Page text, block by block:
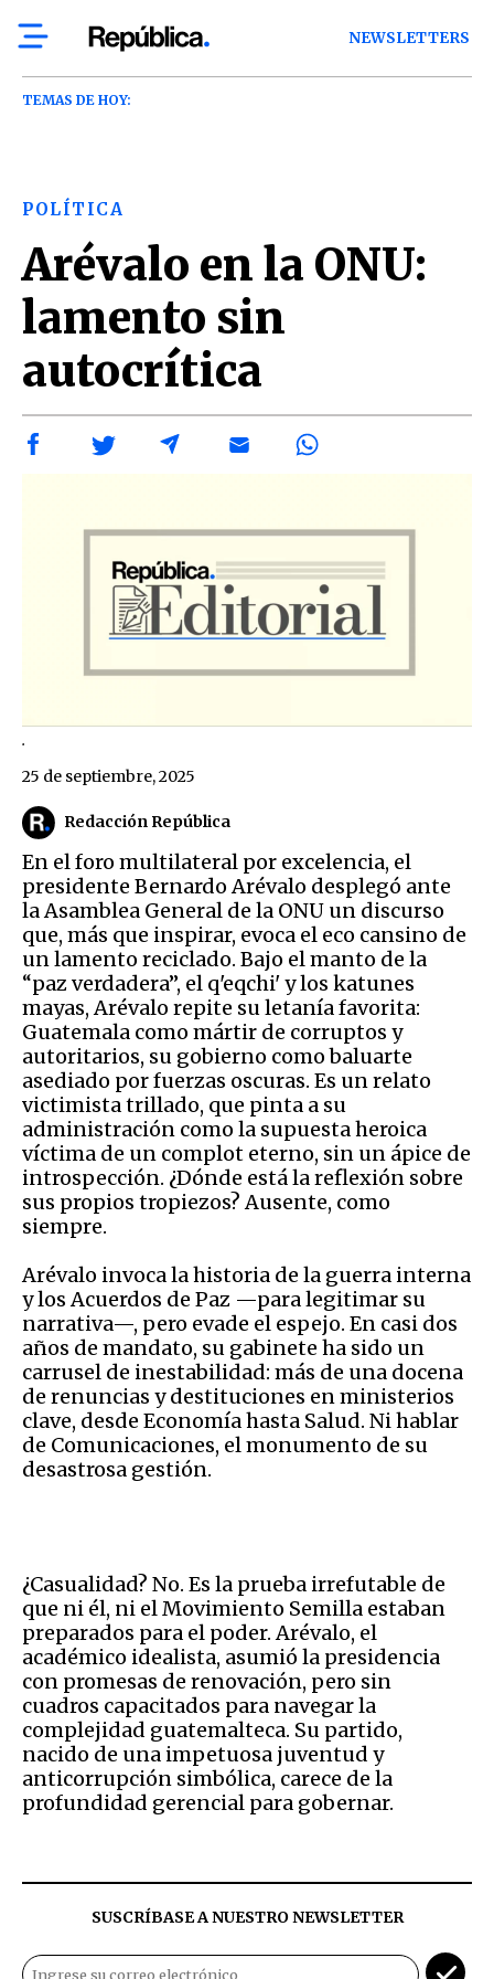
NEWSLETTERS
TEMAS DE HOY:
POLÍTICA
Arévalo en la ONU:
lamento sin
autocrítica
.
Redacción República
25 de septiembre, 2025
En el foro multilateral por excelencia, el
presidente Bernardo Arévalo desplegó ante
la Asamblea General de la ONU un discurso
que, más que inspirar, evoca el eco cansino de
un lamento reciclado. Bajo el manto de la
“paz verdadera”, el q'eqchi' y los katunes
mayas, Arévalo repite su letanía favorita:
Guatemala como mártir de corruptos y
autoritarios, su gobierno como baluarte
asediado por fuerzas oscuras. Es un relato
victimista trillado, que pinta a su
administración como la supuesta heroica
víctima de un complot eterno, sin un ápice de
introspección. ¿Dónde está la reflexión sobre
sus propios tropiezos? Ausente, como
siempre.
Arévalo invoca la historia de la guerra interna
y los Acuerdos de Paz —para legitimar su
narrativa—, pero evade el espejo. En casi dos
años de mandato, su gabinete ha sido un
carrusel de inestabilidad: más de una docena
de renuncias y destituciones en ministerios
clave, desde Economía hasta Salud. Ni hablar
de Comunicaciones, el monumento de su
desastrosa gestión.
¿Casualidad? No. Es la prueba irrefutable de
que ni él, ni el Movimiento Semilla estaban
preparados para el poder. Arévalo, el
académico idealista, asumió la presidencia
con promesas de renovación, pero sin
cuadros capacitados para navegar la
complejidad guatemalteca. Su partido,
nacido de una impetuosa juventud y
anticorrupción simbólica, carece de la
profundidad gerencial para gobernar.
SUSCRÍBASE A NUESTRO NEWSLETTER